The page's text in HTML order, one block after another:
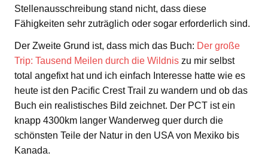
Stellenausschreibung stand nicht, dass diese
Fähigkeiten sehr zuträglich oder sogar erforderlich sind.
Der Zweite Grund ist, dass mich das Buch: Der große
Trip: Tausend Meilen durch die Wildnis zu mir selbst
total angefixt hat und ich einfach Interesse hatte wie es
heute ist den Pacific Crest Trail zu wandern und ob das
Buch ein realistisches Bild zeichnet. Der PCT ist ein
knapp 4300km langer Wanderweg quer durch die
schönsten Teile der Natur in den USA von Mexiko bis
Kanada.